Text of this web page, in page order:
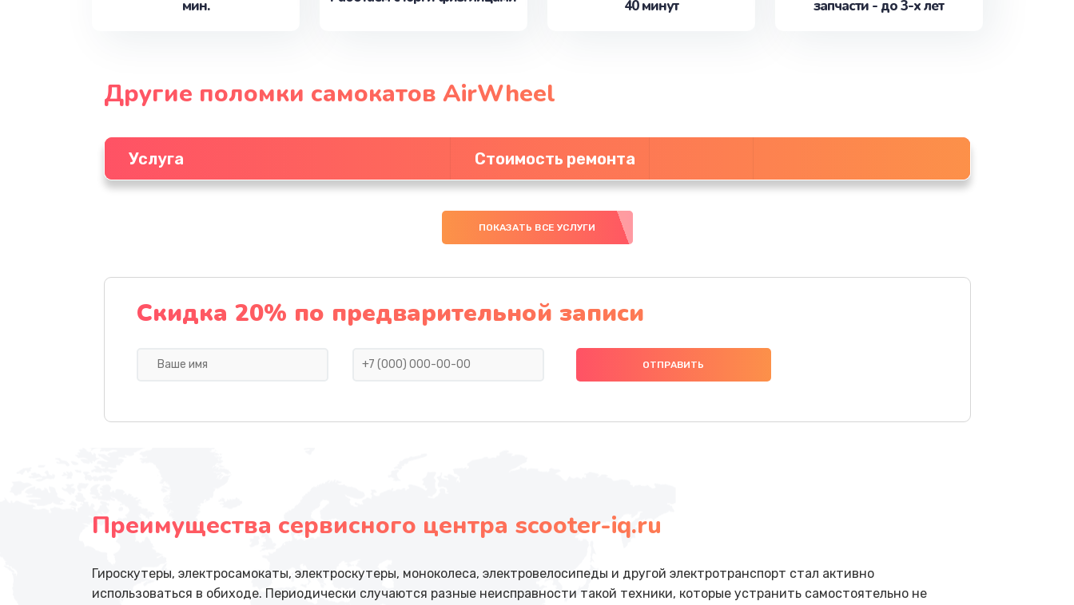
мин.
40 минут
запчасти - до 3-х лет
Другие поломки самокатов AirWheel
Услуга Стоимость ремонта
ПОКАЗАТЬ ВСЕ УСЛУГИ
Скидка 20% по предварительной записи
Преимущества сервисного центра scooter-iq.ru
Гироскутеры, электросамокаты, электроскутеры, моноколеса, электровелосипеды и другой электротранспорт стал активно
использоваться в обиходе. Периодически случаются разные неисправности такой техники, которые устранить самостоятельно не